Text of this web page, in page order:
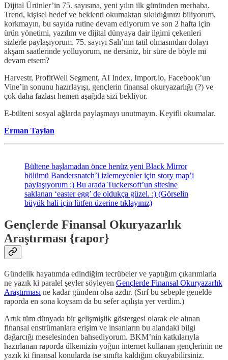
Dijital Ürünler’in 75. sayısına, yeni yılın ilk gününden merhaba.
Trend, kişisel hedef ve beklenti okumaktan sıkıldığınızı biliyorum,
korkmayın, bu sayıda rutine devam ediyorum ve son 2 hafta için
ürün yönetimi, yazılım ve dijital dünyaya dair ilgimi çekenleri
sizlerle paylaşıyorum. 75. sayıyı Salı’nın tatil olmasından dolayı
akşam saatlerinde yolluyorum, ne dersiniz, bir süre de böyle mi
devam etsem?
Harvestr, ProfitWell Segment, AI Index, Import.io, Facebook’un
Vine’in sonunu hazırlayışı, gençlerin finansal okuryazarlığı (?) ve
çok daha fazlası hemen aşağıda sizi bekliyor.
E-bülteni sosyal ağlarda paylaşmayı unutmayın. Keyifli okumalar.
Erman Taylan
Bültene başlamadan önce henüz yeni Black Mirror
bölümü Bandersnatch’i izlemeyenler için story map’i
paylaşıyorum :) Bu arada Tuckersoft’un sitesine
saklanan ‘easter egg’ de oldukça güzel. :) (Görselin
büyük hali için lütfen üzerine tıklayınız)
Gençlerde Finansal Okuryazarlık
Araştırması {rapor}
Gündelik hayatımda edindiğim tecrübeler ve yaptığım çıkarımlarla
ne yazık ki paralel şeyler söyleyen Gençlerde Finansal Okuryazarlık
Araştırması ne kadar gündem olsa azdır. (Sırf bu sebeple genelde
raporda en sona koysam da bu sefer açılışta yer verdim.)
Artık tüm dünyada bir gelişmişlik göstergesi olarak ele alınan
finansal enstrümanlara erişim ve insanların bu alandaki bilgi
dağarcığı meselesinden bahsediyorum. BKM’nin katkılarıyla
hazırlanan raporda ülkemizin yoğun internet kullanan gençlerinin ne
yazık ki finansal konularda ise sınıfta kaldığını okuyabilirsiniz.